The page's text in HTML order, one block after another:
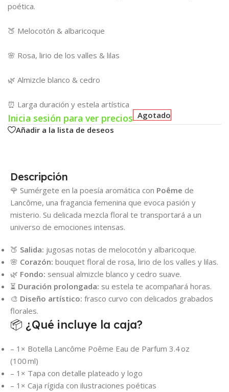
poética.
🍑 Melocotón & albaricoque
🌸 Rosa, lirio de los valles & lilas
🌿 Almizcle blanco & cedro
⏰ Larga duración y estela artística
Inicia sesión para ver precios Agotado
Añadir a la lista de deseos
Descripción
🌹 Sumérgete en la poesía aromática con Poême de
Lancôme, una fragancia femenina que evoca pasión y
misterio. Su delicada mezcla floral te transportará a un
universo de emociones intensas.
🍑 Salida: jugosas notas de melocotón y albaricoque.
🌸 Corazón: bouquet floral de rosa, lirio de los valles y lilas.
🌿 Fondo: sensual almizcle blanco y cedro suave.
⏳ Duración prolongada: su estela te acompañará horas.
🎨 Diseño artístico: frasco curvo con delicados grabados
florales.
📦 ¿Qué incluye la caja?
– 1× Botella Lancôme Poême Eau de Parfum 3.4 oz
(100 ml)
– 1× Tapa con detalle plateado y logo
– 1× Caja rígida con ilustraciones poéticas